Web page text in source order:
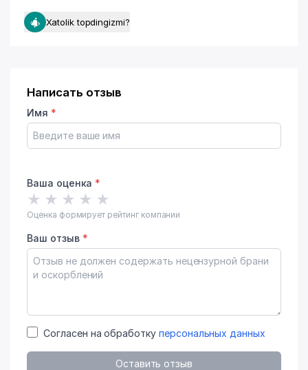
Xatolik topdingizmi?
Написать отзыв
Имя *
Ваша оценка *
★ ★ ★ ★ ★
Оценка формирует рейтинг компании
Ваш отзыв *
Согласен на обработку персональных данных
Оставить отзыв